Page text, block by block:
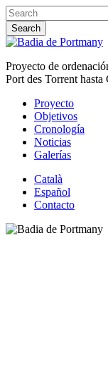
Skip
to
main
content
Search
Close
Proyecto de
Port des Torrent hasta
Proyecto
Objetivos
Cronología
Noticias
Galerías
Català
Español
Contacto